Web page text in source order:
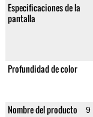
Especificaciones de la
pantalla
Profundidad de color
Nombre del producto 9